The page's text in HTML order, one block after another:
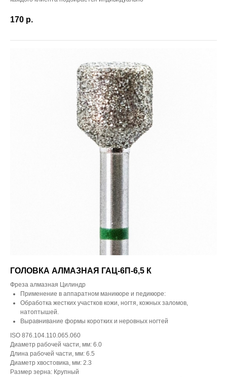
170 р.
ГОЛОВКА АЛМАЗНАЯ ГАЦ-6П-6,5 К
Фреза алмазная Цилиндр
Применение в аппаратном маникюре и педикюре:
Обработка жестких участков кожи, ногтя, кожных заломов,
натоптышей.
Выравнивание формы коротких и неровных ногтей
ISO 876.104.110.065.060
Диаметр рабочей части, мм: 6.0
Длина рабочей части, мм: 6.5
Диаметр хвостовика, мм: 2.3
Размер зерна: Крупный